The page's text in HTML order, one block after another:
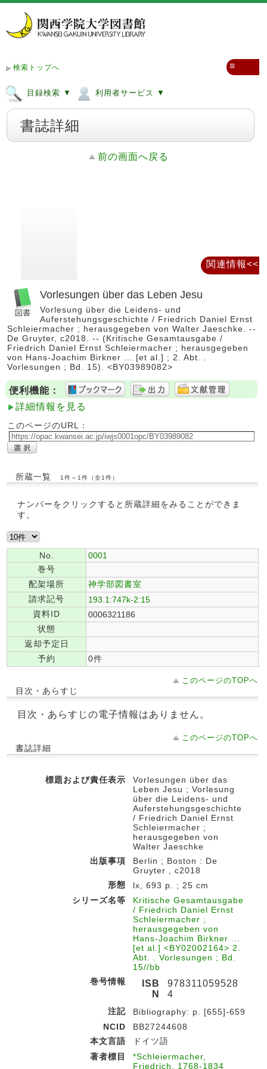
検索トップへ
目録検索 ▼ 利用者サービス ▼
≡
書誌詳細
前の画面へ戻る
Vorlesungen über das Leben Jesu
Vorlesung über die Leidens- und
Auferstehungsgeschichte / Friedrich Daniel Ernst
Schleiermacher ; herausgegeben von Walter Jaeschke. --
De Gruyter, c2018. -- (Kritische Gesamtausgabe /
Friedrich Daniel Ernst Schleiermacher ; herausgegeben
von Hans-Joachim Birkner ... [et al.] ; 2. Abt. .
Vorlesungen ; Bd. 15). <BY03989082>
便利機能：
詳細情報を見る
このページのURL：
所蔵一覧 1件～1件（全1件）
ナンバーをクリックすると所蔵詳細をみることができま
す。
No.
0001
巻号
配架場所
神学部図書室
請求記号
193.1:747k-2:15
資料ID
0006321186
状態
返却予定日
予約
0件
このページのTOPへ
目次・あらすじ
目次・あらすじの電子情報はありません。
このページのTOPへ
書誌詳細
標題および責任表示
Vorlesungen über das
Leben Jesu ; Vorlesung
über die Leidens- und
Auferstehungsgeschichte
/ Friedrich Daniel Ernst
Schleiermacher ;
herausgegeben von
Walter Jaeschke
出版事項
Berlin ; Boston : De
Gruyter , c2018
形態
lx, 693 p. ; 25 cm
シリーズ名等
Kritische Gesamtausgabe
/ Friedrich Daniel Ernst
Schleiermacher ;
herausgegeben von
Hans-Joachim Birkner ...
[et al.] <BY02002164> 2.
Abt. . Vorlesungen ; Bd.
15//bb
巻号情報
ISB
N
978311059528
4
注記
Bibliography: p. [655]-659
NCID
BB27244608
本文言語
ドイツ語
著者標目
*Schleiermacher,
Friedrich, 1768-1834
関連情報<<